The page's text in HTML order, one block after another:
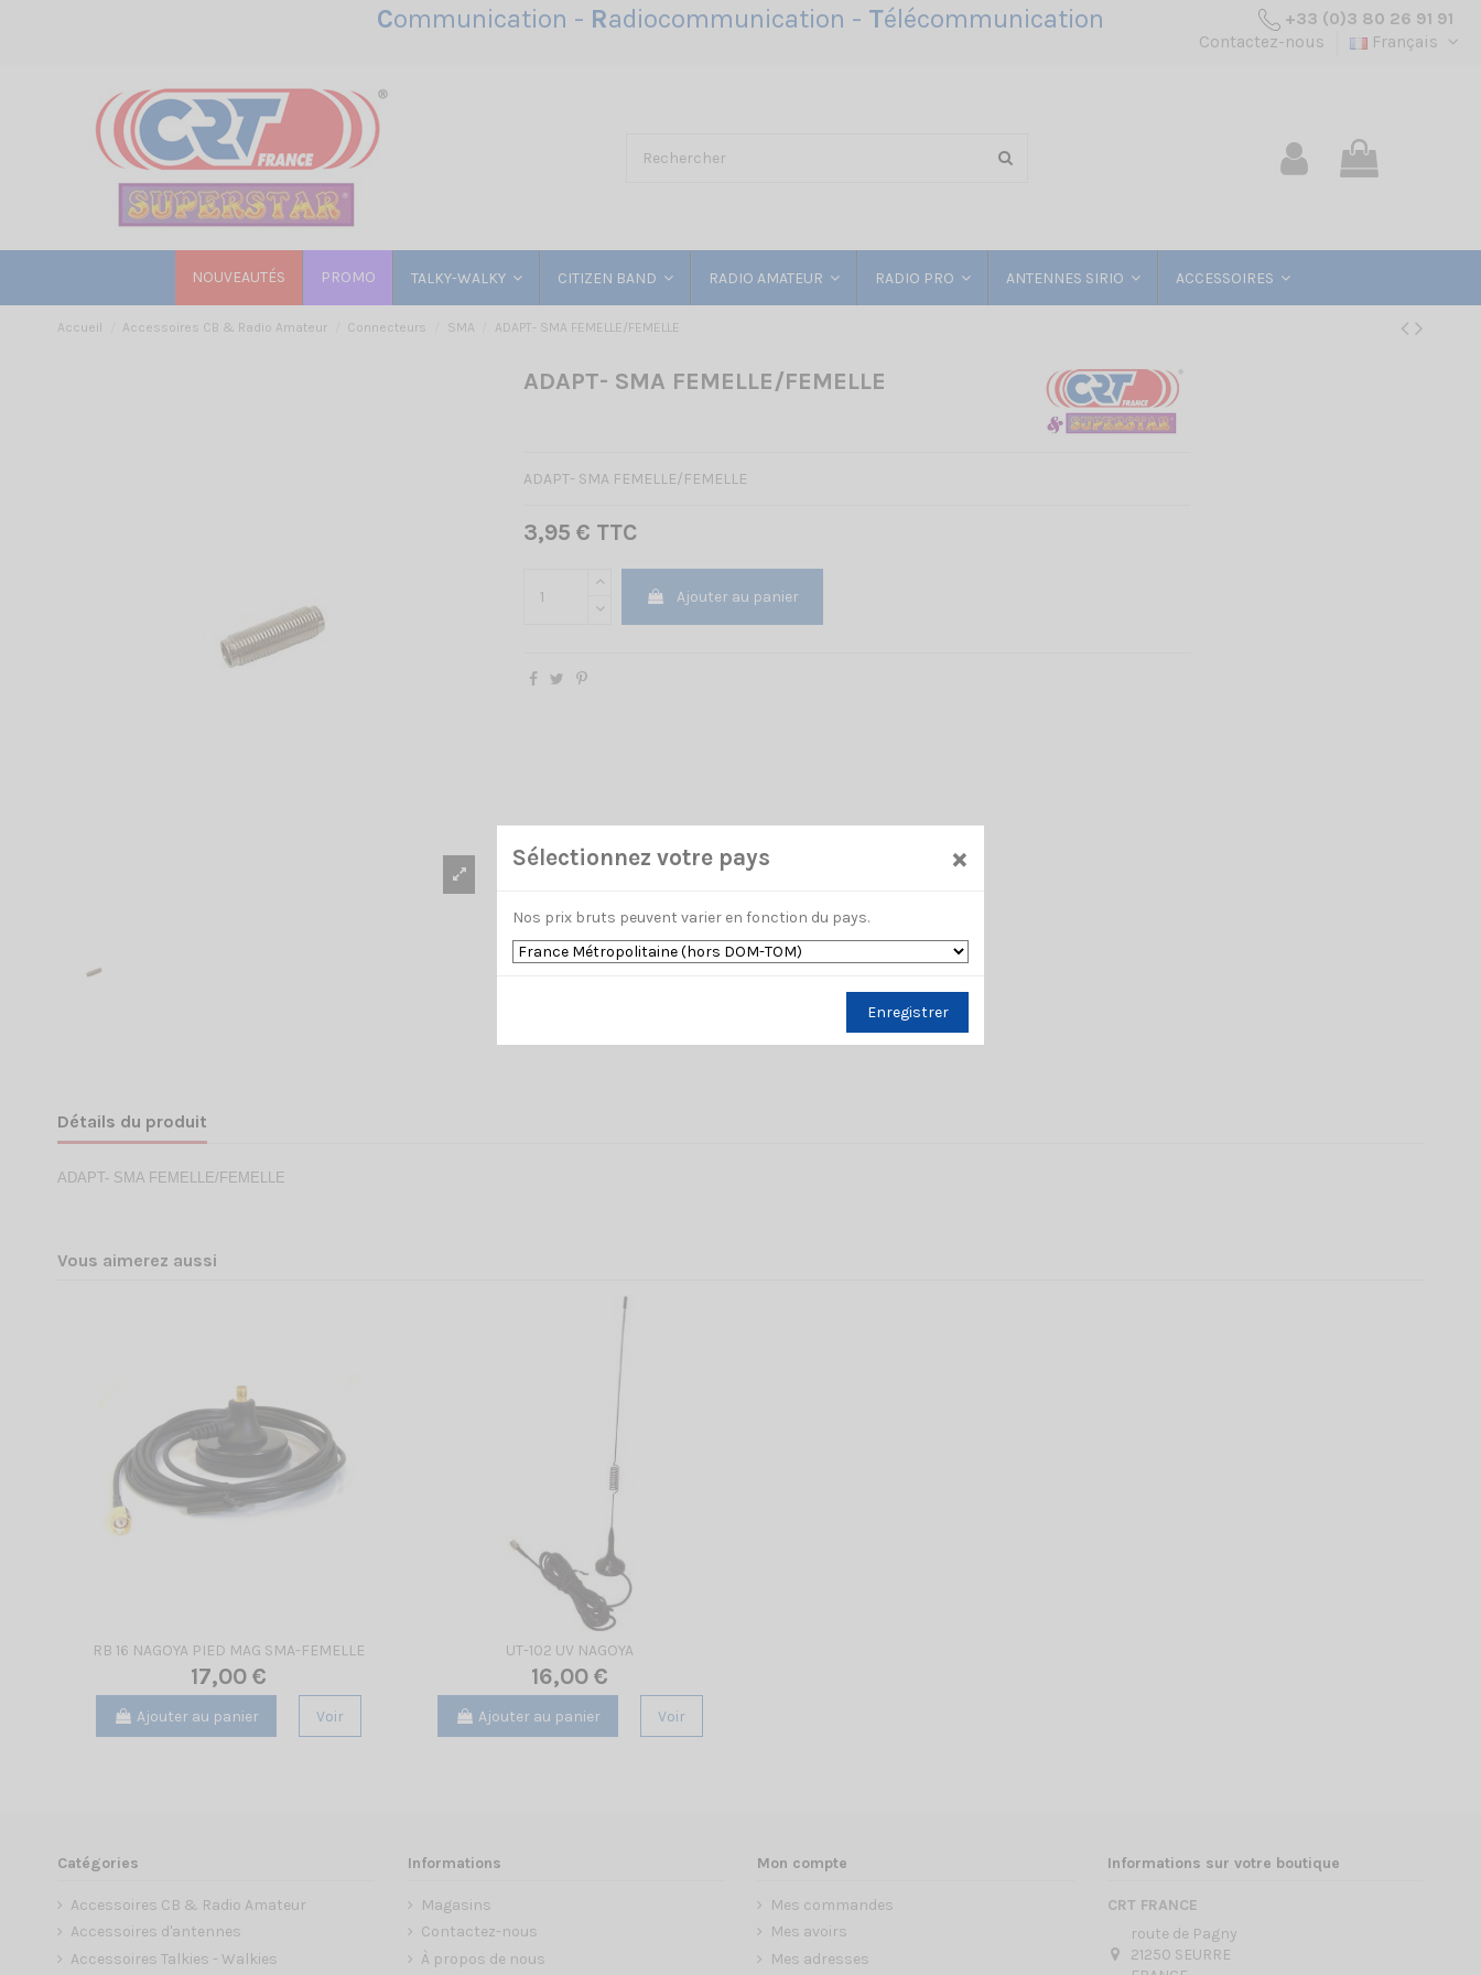
Communication - Radiocommunication - Télécommunication
+33 (0)3 80 26 91 91
Contactez-nous
Français
NOUVEAUTÉS PROMO TALKY-WALKY CITIZEN BAND RADIO AMATEUR RADIO PRO ANTENNES SIRIO ACCESSOIRES
Accueil Accessoires CB & Radio Amateur Connecteurs SMA ADAPT- SMA FEMELLE/FEMELLE
ADAPT- SMA FEMELLE/FEMELLE
ADAPT- SMA FEMELLE/FEMELLE
3,95 € TTC
Ajouter au panier
Détails du produit
ADAPT- SMA FEMELLE/FEMELLE
Vous aimerez aussi
RB 16 NAGOYA PIED MAG SMA-FEMELLE
17,00 €
Ajouter au panier Voir
UT-102 UV NAGOYA
16,00 €
Ajouter au panier Voir
Catégories
Accessoires CB & Radio Amateur
Accessoires d'antennes
Accessoires Talkies - Walkies
Informations
Magasins
Contactez-nous
À propos de nous
Mon compte
Mes commandes
Mes avoirs
Mes adresses
Informations sur votre boutique
CRT FRANCE
route de Pagny
21250 SEURRE
Sélectionnez votre pays ×
Nos prix bruts peuvent varier en fonction du pays.
Enregistrer